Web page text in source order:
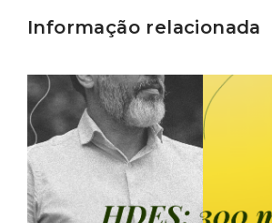
Informação relacionada